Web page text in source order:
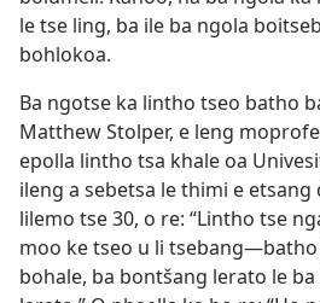
le tse ling, ba ile ba ngola
bohlokoa.
Ba ngotse ka lintho tseo batho
Matthew Stolper, e leng
epolla lintho tsa khale oa
ileng a sebetsa le thimi e
lilemo tse 30, o re: “Lintho tse
moo ke tseo u li
bohale, ba bontšang lerato le